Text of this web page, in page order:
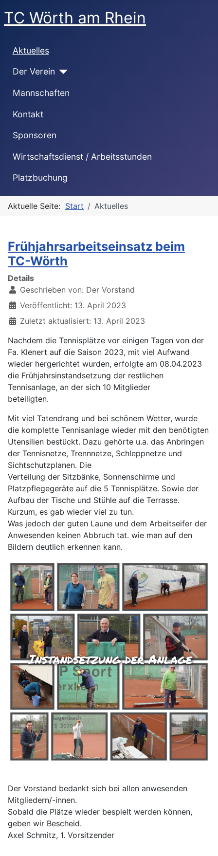
TC Wörth am Rhein
Aktuelles
Der Verein
Mannschaften
Kontakt
Sponsoren
Wirtschaftsdienst / Arbeitsstunden
Platzbuchung
Aktuelle Seite: Start Aktuelles
Frühjahrsarbeitseinsatz beim
TC-Wörth
Details
Geschrieben von: Der Vorstand
Veröffentlicht: 13. April 2023
Zuletzt aktualisiert: 13. April 2023
Nachdem die Tennisplätze vor einigen Tagen von der
Fa. Klenert auf die Saison 2023, mit viel Aufwand
wieder hergerichtet wurden, erfolgte am 08.04.2023
die Frühjahrsinstandsetzung der restlichen
Tennisanlage, an der sich 10 Mitglieder
beteiligten.
Mit viel Tatendrang und bei schönem Wetter, wurde
die komplette Tennisanlage wieder mit den benötigten
Utensilien bestückt. Dazu gehörte u.a. das Anbringen
der Tennisnetze, Trennnetze, Schleppnetze und
Sichtschutzplanen. Die
Verteilung der Sitzbänke, Sonnenschirme und
Platzpflegegeräte auf die 5 Tennisplätze. Sowie der
Aufbau der Tische und Stühle auf die Terrasse.
Kurzum, es gab wieder viel zu tun.
Was jedoch der guten Laune und dem Arbeitseifer der
Anwesenden keinen Abbruch tat. wie man auf den
Bildern deutlich erkennen kann.
Der Vorstand bedankt sich bei allen anwesenden
Mitgliedern/-innen.
Sobald die Plätze wieder bespielt werden können,
geben wir Bescheid.
Axel Schmitz, 1. Vorsitzender